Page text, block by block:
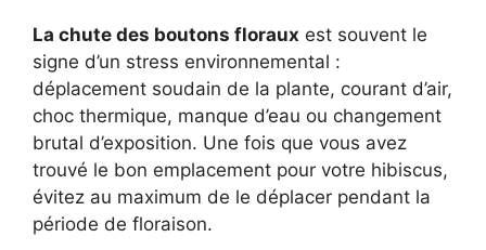
La chute des boutons floraux est souvent le
signe d’un stress environnemental :
déplacement soudain de la plante, courant d’air,
choc thermique, manque d’eau ou changement
brutal d’exposition. Une fois que vous avez
trouvé le bon emplacement pour votre hibiscus,
évitez au maximum de le déplacer pendant la
période de floraison.